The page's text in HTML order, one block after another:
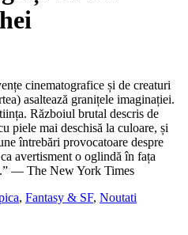
cinematografice și de creaturi
asaltează granițele imaginației.
Războiul brutal descris de
piele mai deschisă la culoare, și
întrebări provocatoare despre
avertisment o oglindă în fața
— The New York Times
, Fantasy & SF, Noutati